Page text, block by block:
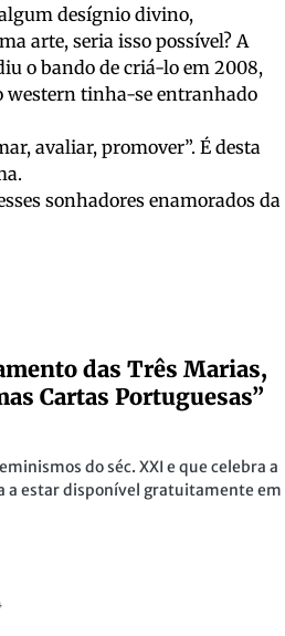
desígnio divino,
arte, seria isso possível? A
o bando de criá-lo em 2008,
western tinha-se entranhado
avaliar, promover”. É desta
sonhadores enamorados da
das Três Marias,
Cartas Portuguesas”
do séc. XXI e que celebra a
a estar disponível gratuitamente em